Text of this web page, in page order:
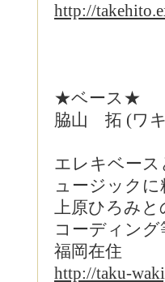
http://
★ベース★
脇山 拓 (ワ
エレキベー
ュージック
上原ひろみ
コーディン
福岡在住
http://taku-